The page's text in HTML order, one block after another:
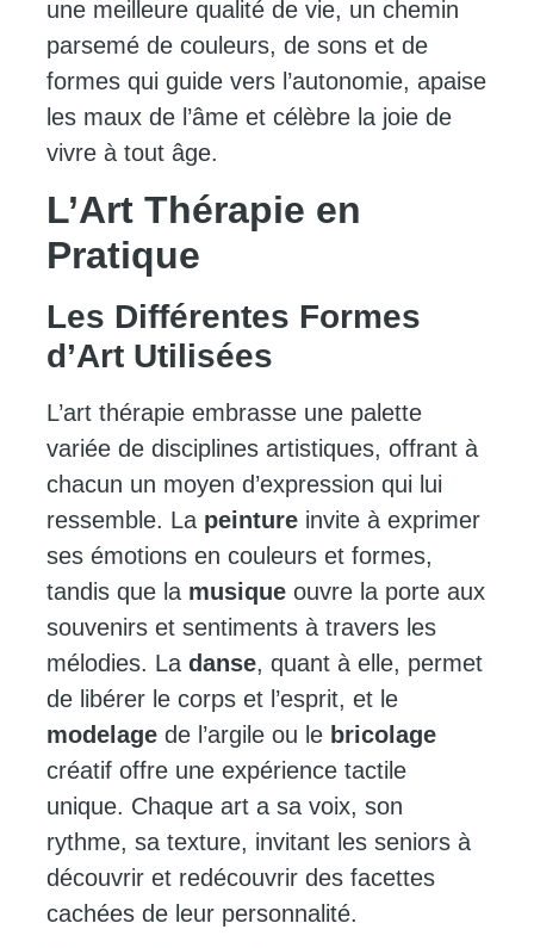
une meilleure qualité de vie, un chemin
parsemé de couleurs, de sons et de
formes qui guide vers l’autonomie, apaise
les maux de l’âme et célèbre la joie de
vivre à tout âge.
L’Art Thérapie en
Pratique
Les Différentes Formes
d’Art Utilisées
L’art thérapie embrasse une palette
variée de disciplines artistiques, offrant à
chacun un moyen d’expression qui lui
ressemble. La peinture invite à exprimer
ses émotions en couleurs et formes,
tandis que la musique ouvre la porte aux
souvenirs et sentiments à travers les
mélodies. La danse, quant à elle, permet
de libérer le corps et l’esprit, et le
modelage de l’argile ou le bricolage
créatif offre une expérience tactile
unique. Chaque art a sa voix, son
rythme, sa texture, invitant les seniors à
découvrir et redécouvrir des facettes
cachées de leur personnalité.